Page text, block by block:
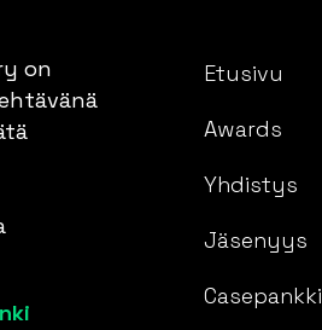
on
Etusivu
Awards
Yhdistys
Jäsenyys
Casepankki